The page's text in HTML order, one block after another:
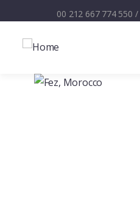
00 212 667 774 550 /